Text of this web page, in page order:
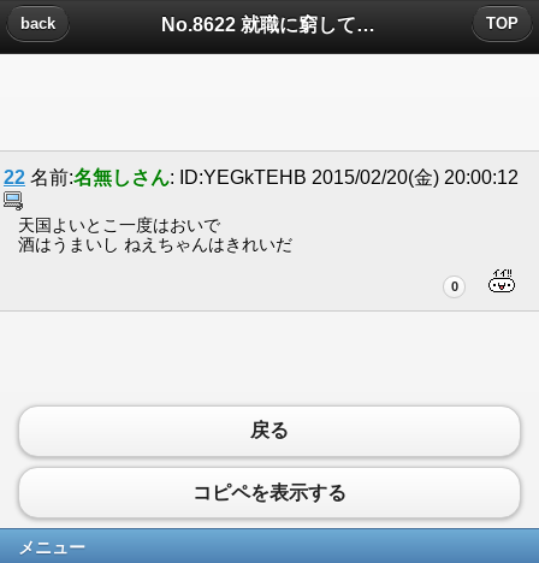
No.8622 就職に窮して青年海外救助隊に応募すると。についたコメント
back TOP
22 名前:名無しさん: ID:YEGkTEHB 2015/02/20(金) 20:00:12
天国よいとこ一度はおいで
酒はうまいし ねえちゃんはきれいだ
0
戻る
コピペを表示する
メニュー